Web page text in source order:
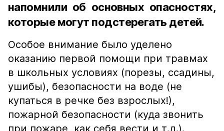
напомнили об основных опасностях,
которые могут подстерегать детей.
Особое внимание было уделено
оказанию первой помощи при травмах
в школьных условиях (порезы, ссадины,
ушибы), безопасности на воде (не
купаться в речке без взрослых!),
пожарной безопасности (куда звонить
при пожаре, как себя вести и т.д.).